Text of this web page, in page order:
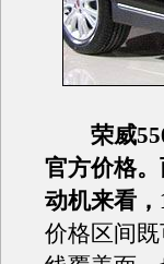
荣威
官方价格
动机来看
价格区间